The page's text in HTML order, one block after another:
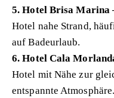
5. Hotel Brisa Marina
Hotel nahe Strand,
auf Badeurlaub.
6. Hotel Cala
Hotel mit Nähe zur
entspannte Atmosphäre.